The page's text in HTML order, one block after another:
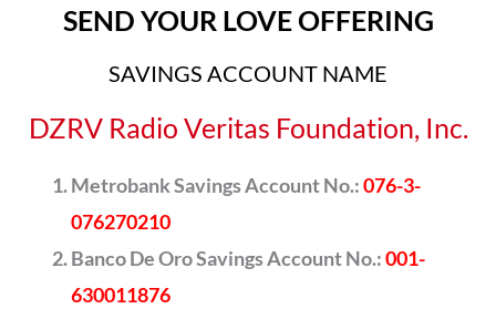
SEND YOUR LOVE OFFERING
SAVINGS ACCOUNT NAME
DZRV Radio Veritas Foundation, Inc.
Metrobank Savings Account No.:076-3-
076270210
Banco De Oro Savings Account No.:001-
630011876